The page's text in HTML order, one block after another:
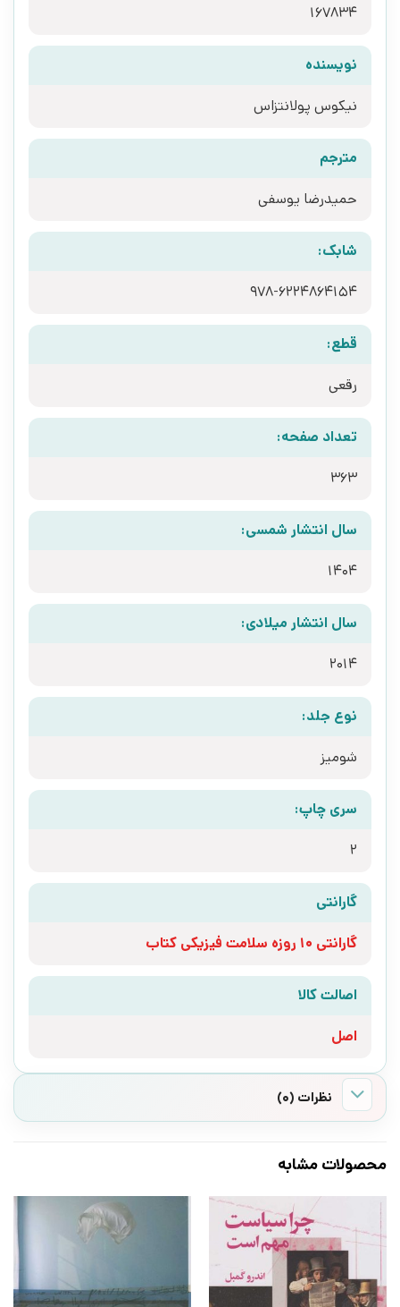
167834
نویسنده
ن‍ی‍ک‍وس پ‍ولان‍ت‍زاس
مترجم
حمیدرضا یوسفی
شابک:
قطع:
رقعی
تعداد صفحه:
363
سال انتشار شمسی:
1404
سال انتشار میلادی:
2014
نوع جلد:
شومیز
سری چاپ:
2
گارانتی
گارانتی 10 روزه سلامت فیزیکی کتاب
اصالت کالا
اصل
نظرات (0)
محصولات مشابه